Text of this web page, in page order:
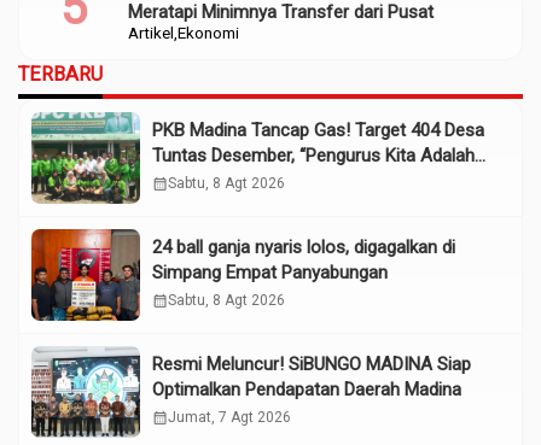
Artikel Ekonomi
Meratapi Minimnya Transfer dari Pusat
TERBARU
PKB Madina Tancap Gas! Target 404 Desa
Tuntas Desember, “Pengurus Kita Adalah
Tokoh”
calendar_monthSabtu, 8 Agt 2026
24 ball ganja nyaris lolos, digagalkan di
Simpang Empat Panyabungan
calendar_monthSabtu, 8 Agt 2026
Resmi Meluncur! SiBUNGO MADINA Siap
Optimalkan Pendapatan Daerah Madina
calendar_monthJumat, 7 Agt 2026